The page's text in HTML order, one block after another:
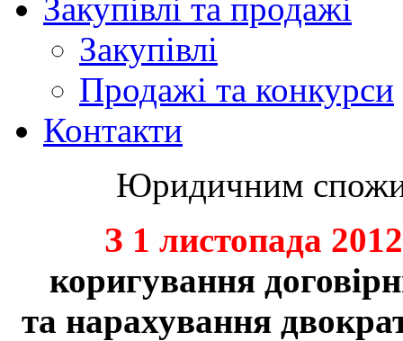
Закупівлі та продажі
Закупівлі
Продажі та конкурси
Контакти
Юридичним
З 1 листопада
коригування
та нарахування